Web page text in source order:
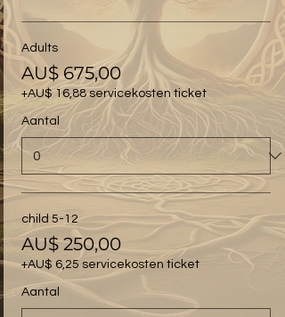
Adults
AU$ 675,00
+AU$ 16,88 servicekosten ticket
Aantal
child 5-12
AU$ 250,00
+AU$ 6,25 servicekosten ticket
Aantal